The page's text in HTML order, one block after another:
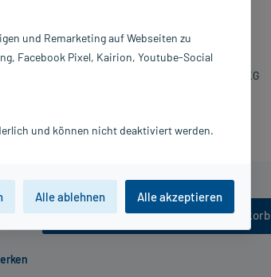
In den Warenkorb
30 St
07014146
Queisser Pharma GmbH & Co. KG
und Remarketing auf Webseiten zu
Facebook Pixel, Kairion, Youtube-Social
und können nicht deaktiviert werden.
Alle ablehnen Alle akzeptieren